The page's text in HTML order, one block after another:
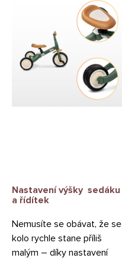
Nastavení výšky sedáku
a řídítek
Nemusíte se obávat, že se
kolo rychle stane příliš
malým – díky nastavení